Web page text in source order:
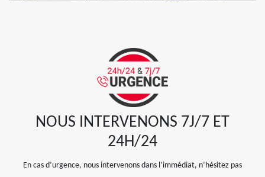
NOUS INTERVENONS 7J/7 ET
24H/24
En cas d’urgence, nous intervenons dans l’immédiat, n’hésitez pas